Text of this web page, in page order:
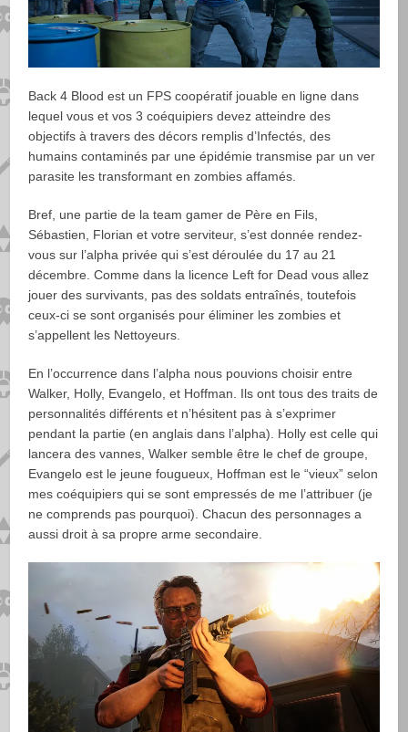
Back 4 Blood est un FPS coopératif jouable en ligne dans
lequel vous et vos 3 coéquipiers devez atteindre des
objectifs à travers des décors remplis d’Infectés, des
humains contaminés par une épidémie transmise par un ver
parasite les transformant en zombies affamés.
Bref, une partie de la team gamer de Père en Fils,
Sébastien, Florian et votre serviteur, s’est donnée rendez-
vous sur l’alpha privée qui s’est déroulée du 17 au 21
décembre. Comme dans la licence Left for Dead vous allez
jouer des survivants, pas des soldats entraînés, toutefois
ceux-ci se sont organisés pour éliminer les zombies et
s’appellent les Nettoyeurs.
En l’occurrence dans l’alpha nous pouvions choisir entre
Walker, Holly, Evangelo, et Hoffman. Ils ont tous des traits de
personnalités différents et n’hésitent pas à s’exprimer
pendant la partie (en anglais dans l’alpha). Holly est celle qui
lancera des vannes, Walker semble être le chef de groupe,
Evangelo est le jeune fougueux, Hoffman est le “vieux” selon
mes coéquipiers qui se sont empressés de me l’attribuer (je
ne comprends pas pourquoi). Chacun des personnages a
aussi droit à sa propre arme secondaire.